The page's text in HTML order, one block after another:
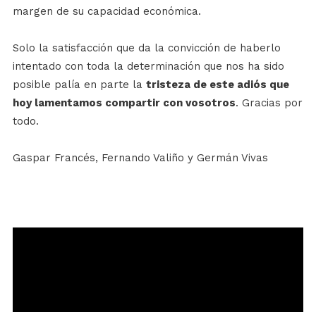
margen de su capacidad económica.
Solo la satisfacción que da la convicción de haberlo
intentado con toda la determinación que nos ha sido
posible palía en parte la tristeza de este adiós que
hoy lamentamos compartir con vosotros. Gracias por
todo.
Gaspar Francés, Fernando Valiño y Germán Vivas